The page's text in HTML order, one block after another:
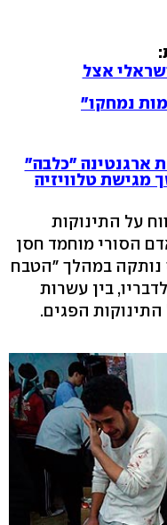
אצל
נמחקו"
ארגנטינה "כלבה"
מגישת טלוויזיה
על התינוקות
הסורי מוחמד חסן
במהלך "הטבח
בין עשרות
הפגים.